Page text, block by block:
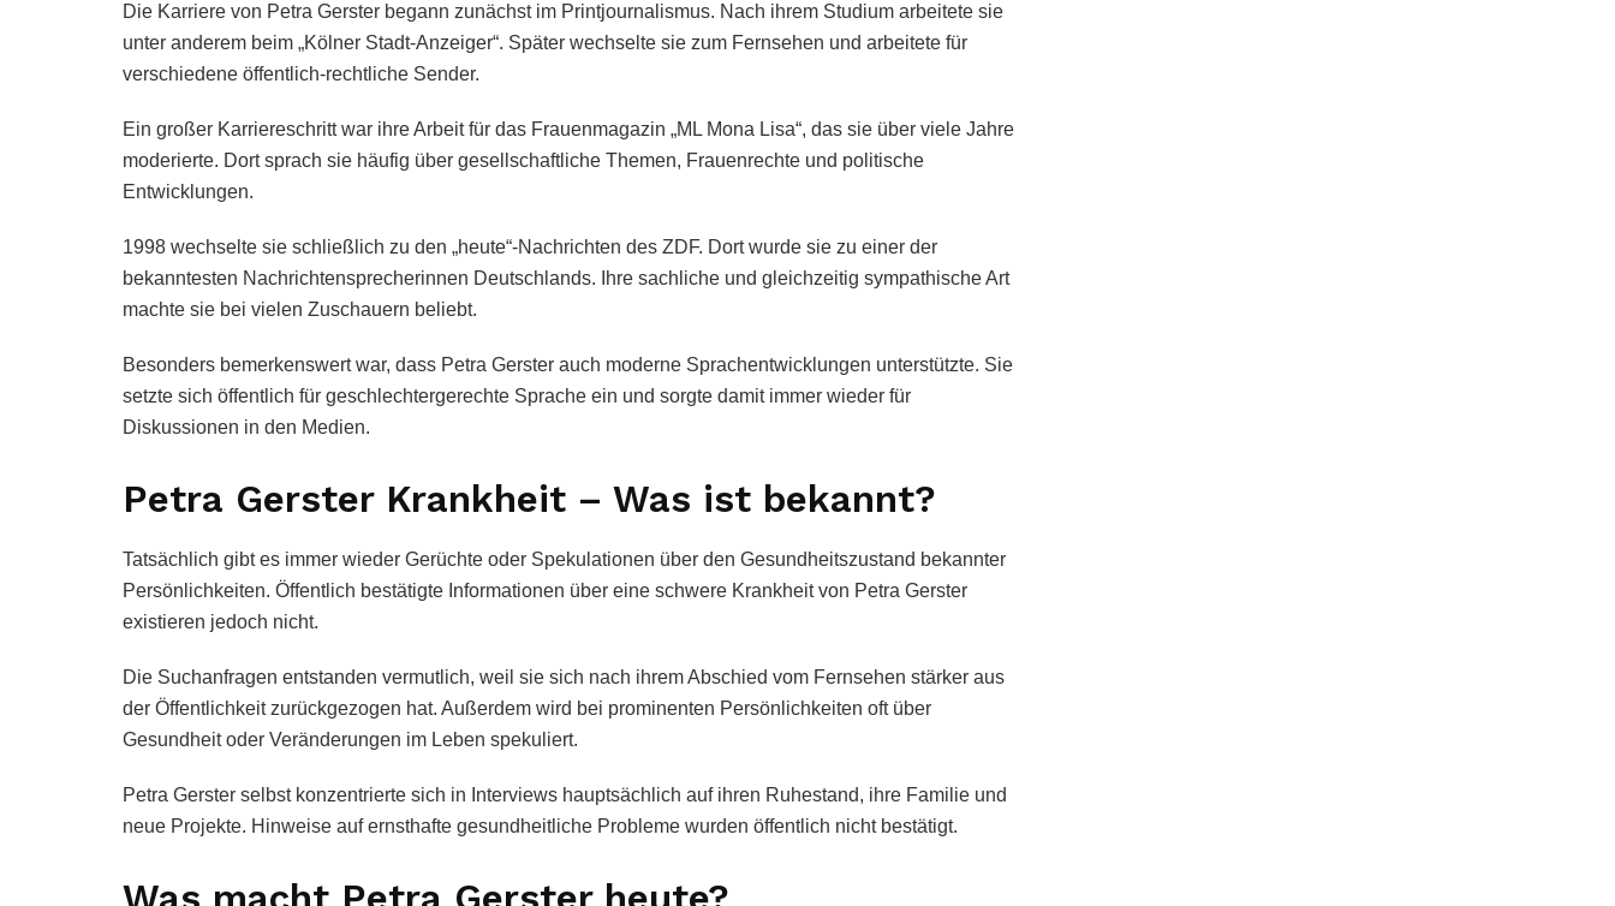
Die Karriere von Petra Gerster begann zunächst im Printjournalismus. Nach ihrem Studium arbeitete sie
unter anderem beim „Kölner Stadt-Anzeiger“. Später wechselte sie zum Fernsehen und arbeitete für
verschiedene öffentlich-rechtliche Sender.
Ein großer Karriereschritt war ihre Arbeit für das Frauenmagazin „ML Mona Lisa“, das sie über viele Jahre
moderierte. Dort sprach sie häufig über gesellschaftliche Themen, Frauenrechte und politische
Entwicklungen.
1998 wechselte sie schließlich zu den „heute“-Nachrichten des ZDF. Dort wurde sie zu einer der
bekanntesten Nachrichtensprecherinnen Deutschlands. Ihre sachliche und gleichzeitig sympathische Art
machte sie bei vielen Zuschauern beliebt.
Besonders bemerkenswert war, dass Petra Gerster auch moderne Sprachentwicklungen unterstützte. Sie
setzte sich öffentlich für geschlechtergerechte Sprache ein und sorgte damit immer wieder für
Diskussionen in den Medien.
Petra Gerster Krankheit – Was ist bekannt?
Tatsächlich gibt es immer wieder Gerüchte oder Spekulationen über den Gesundheitszustand bekannter
Persönlichkeiten. Öffentlich bestätigte Informationen über eine schwere Krankheit von Petra Gerster
existieren jedoch nicht.
Die Suchanfragen entstanden vermutlich, weil sie sich nach ihrem Abschied vom Fernsehen stärker aus
der Öffentlichkeit zurückgezogen hat. Außerdem wird bei prominenten Persönlichkeiten oft über
Gesundheit oder Veränderungen im Leben spekuliert.
Petra Gerster selbst konzentrierte sich in Interviews hauptsächlich auf ihren Ruhestand, ihre Familie und
neue Projekte. Hinweise auf ernsthafte gesundheitliche Probleme wurden öffentlich nicht bestätigt.